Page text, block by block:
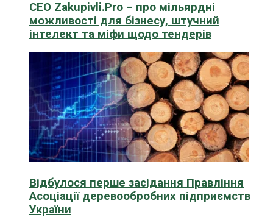
CEO Zakupivli.Pro – про мільярдні
можливості для бізнесу, штучний
інтелект та міфи щодо тендерів
Відбулося перше засідання Правління
Асоціації деревообробних підприємств
України